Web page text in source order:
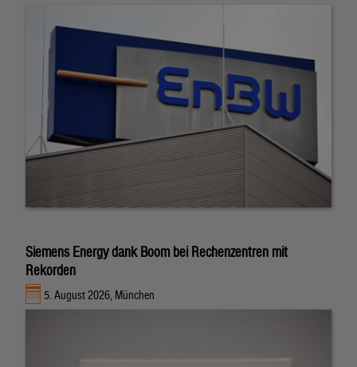
Siemens Energy dank Boom bei Rechenzentren mit
Rekorden
5. August 2026, München